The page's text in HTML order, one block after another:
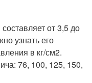
от 3,5 до
узнать его
в кг/см2.
76, 100, 125, 150,